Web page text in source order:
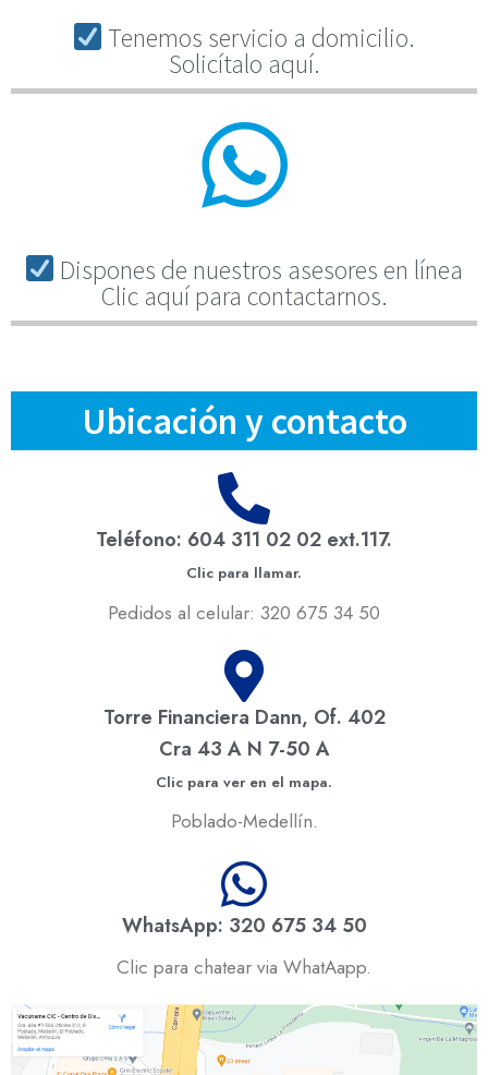
Tenemos servicio a domicilio.
Solicítalo aquí.
Dispones de nuestros asesores en línea
Clic aquí para contactarnos.
Ubicación y contacto
Teléfono: 604 311 02 02 ext.117.
Clic para llamar.
Pedidos al celular: 320 675 34 50
Torre Financiera Dann, Of. 402
Cra 43 A N 7-50 A
Clic para ver en el mapa.
Poblado-Medellín.
WhatsApp: 320 675 34 50
Clic para chatear via WhatAapp.